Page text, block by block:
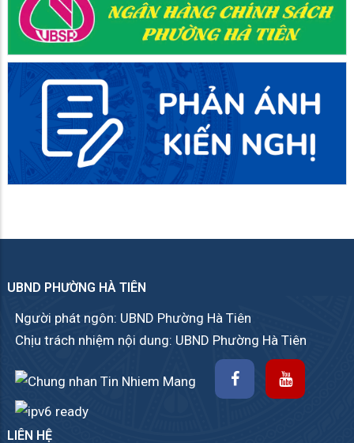
UBND PHƯỜNG HÀ TIÊN
Người phát ngôn: UBND Phường Hà Tiên
Chịu trách nhiệm nội dung: UBND Phường Hà Tiên
LIÊN HỆ